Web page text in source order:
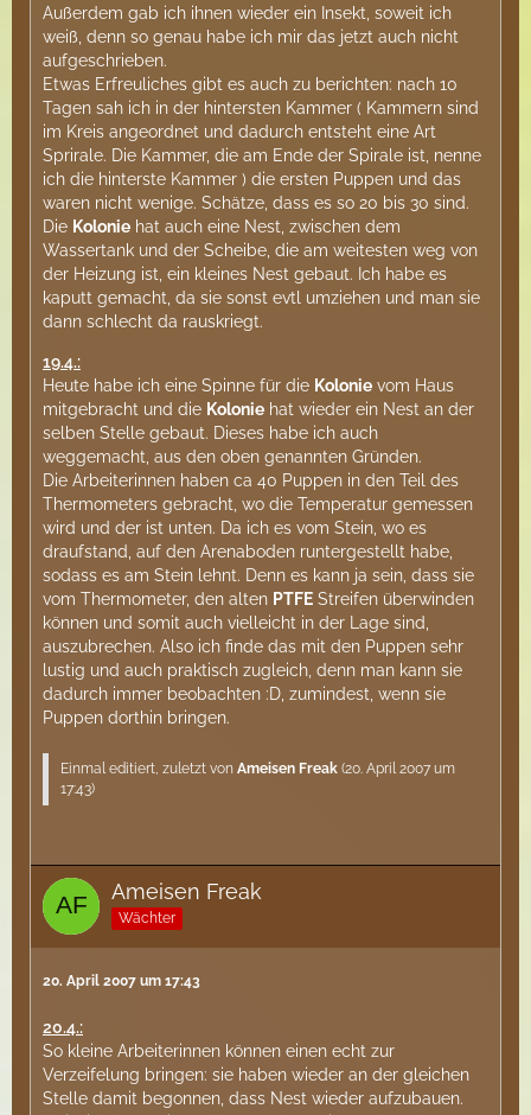
Außerdem gab ich ihnen wieder ein Insekt, soweit ich
weiß, denn so genau habe ich mir das jetzt auch nicht
aufgeschrieben.
Etwas Erfreuliches gibt es auch zu berichten: nach 10
Tagen sah ich in der hintersten Kammer ( Kammern sind
im Kreis angeordnet und dadurch entsteht eine Art
Sprirale. Die Kammer, die am Ende der Spirale ist, nenne
ich die hinterste Kammer ) die ersten Puppen und das
waren nicht wenige. Schätze, dass es so 20 bis 30 sind.
Die Kolonie hat auch eine Nest, zwischen dem
Wassertank und der Scheibe, die am weitesten weg von
der Heizung ist, ein kleines Nest gebaut. Ich habe es
kaputt gemacht, da sie sonst evtl umziehen und man sie
dann schlecht da rauskriegt.
19.4.:
Heute habe ich eine Spinne für die Kolonie vom Haus
mitgebracht und die Kolonie hat wieder ein Nest an der
selben Stelle gebaut. Dieses habe ich auch
weggemacht, aus den oben genannten Gründen.
Die Arbeiterinnen haben ca 40 Puppen in den Teil des
Thermometers gebracht, wo die Temperatur gemessen
wird und der ist unten. Da ich es vom Stein, wo es
draufstand, auf den Arenaboden runtergestellt habe,
sodass es am Stein lehnt. Denn es kann ja sein, dass sie
vom Thermometer, den alten PTFE Streifen überwinden
können und somit auch vielleicht in der Lage sind,
auszubrechen. Also ich finde das mit den Puppen sehr
lustig und auch praktisch zugleich, denn man kann sie
dadurch immer beobachten :D, zumindest, wenn sie
Puppen dorthin bringen.
Einmal editiert, zuletzt von Ameisen Freak (20. April 2007 um
17:43)
Ameisen Freak
Wächter
20. April 2007 um 17:43
20.4.:
So kleine Arbeiterinnen können einen echt zur
Verzeifelung bringen: sie haben wieder an der gleichen
Stelle damit begonnen, dass Nest wieder aufzubauen.